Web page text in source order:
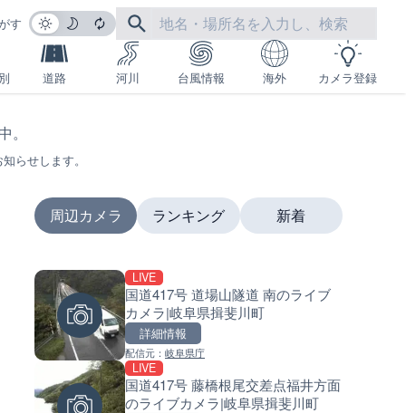
す
道路 河川 台風情報 海外 カメラ登録
らせします。
周辺カメラ
LIVE
国道417号 道場山隧道 南のライブ
カメラ|岐阜県揖斐川町
詳細情報
配信元： 岐阜県庁
LIVE
国道417号 藤橋根尾交差点福井方面
のライブカメラ|岐阜県揖斐川町
ランキング
国道1号 国府津海岸のライブ
ラ|神奈川県小田原市
十勝岳 白金模範牧場のライブ
ラ|北海道美瑛町
新着
南出川水門付近のライブカメ
歌山県日高町
比井川水門付近から比井崎海
イブカメラ|和歌山県日高町